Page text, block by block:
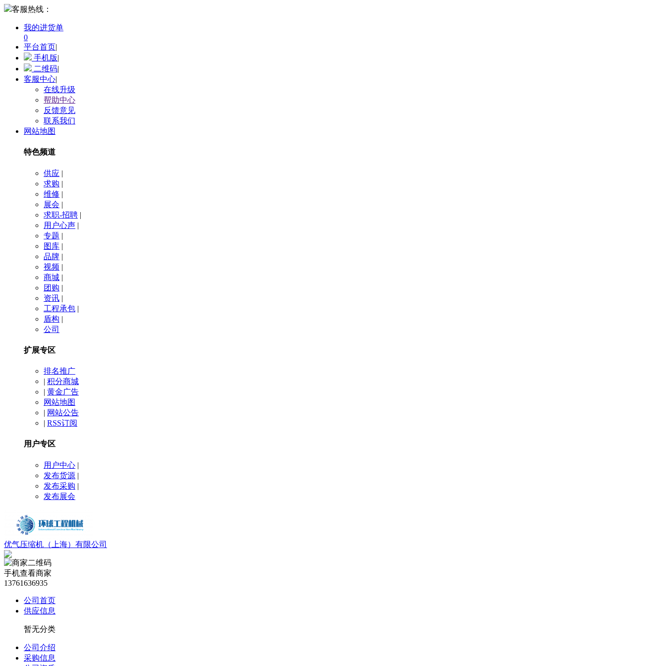
客服热线：
我的进货单
0
平台首页|
手机版|
二维码|
客服中心|
在线升级
帮助中心
反馈意见
联系我们
网站地图
特色频道
供应 |
求购 |
维修 |
展会 |
求职-招聘 |
用户心声 |
专题 |
图库 |
品牌 |
视频 |
商城 |
团购 |
资讯 |
工程承包 |
盾构 |
公司
扩展专区
排名推广
| 积分商城
| 黄金广告
网站地图
| 网站公告
| RSS订阅
用户专区
用户中心 |
发布货源 |
发布采购 |
发布展会
优气压缩机（上海）有限公司
手机查看商家
13761636935
公司首页
供应信息
暂无分类
公司介绍
采购信息